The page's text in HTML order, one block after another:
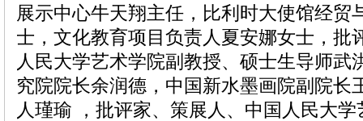
展示中心牛天翔主任，比利时大使馆经贸
士，文化教育项目负责人夏安娜女士，批
人民大学艺术学院副教授、硕士生导师武
究院院长余润德，中国新水墨画院副院长
人瑾瑜 ，批评家、策展人、中国人民大